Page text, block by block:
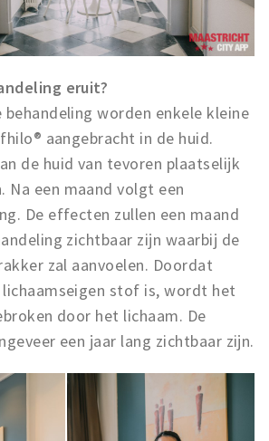
eruit?
worden enkele kleine
aangebracht in de huid.
de huid van tevoren plaatselijk
een maand volgt een
De effecten zullen een maand
zichtbaar zijn waarbij de
zal aanvoelen. Doordat
lichaamseigen stof is, wordt het
door het lichaam. De
een jaar lang zichtbaar zijn.